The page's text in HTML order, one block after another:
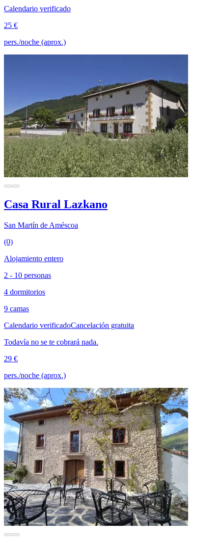
Calendario verificado
25 €
pers./noche (aprox.)
Casa Rural Lazkano
San Martín de Améscoa
(0)
Alojamiento entero
2 - 10 personas
4 dormitorios
9 camas
Calendario verificadoCancelación gratuita
Todavía no se te cobrará nada.
29 €
pers./noche (aprox.)